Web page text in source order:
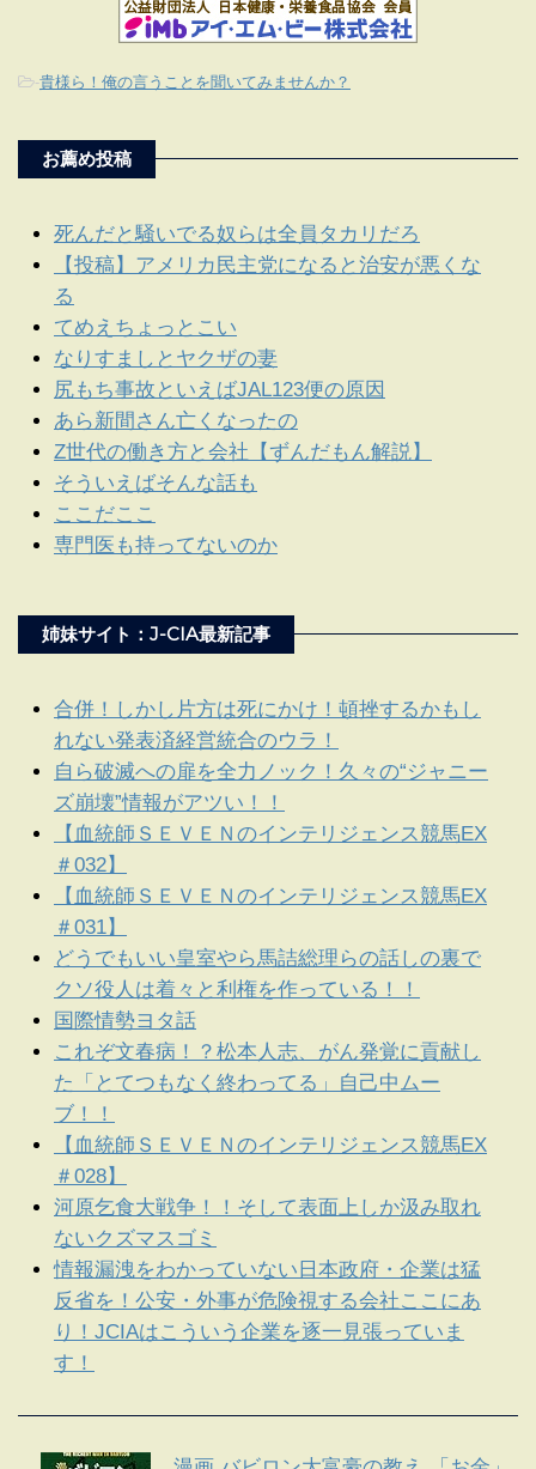
-貴様ら！俺の言うことを聞いてみませんか？
お薦め投稿
死んだと騒いでる奴らは全員タカリだろ
【投稿】アメリカ民主党になると治安が悪くな
る
てめえちょっとこい
なりすましとヤクザの妻
尻もち事故といえばJAL123便の原因
あら新間さん亡くなったの
Z世代の働き方と会社【ずんだもん解説】
そういえばそんな話も
ここだここ
専門医も持ってないのか
姉妹サイト：J-CIA最新記事
合併！しかし片方は死にかけ！頓挫するかもし
れない発表済経営統合のウラ！
自ら破滅への扉を全力ノック！久々の“ジャニー
ズ崩壊”情報がアツい！！
【血統師ＳＥＶＥＮのインテリジェンス競馬EX
＃032】
【血統師ＳＥＶＥＮのインテリジェンス競馬EX
＃031】
どうでもいい皇室やら馬詰総理らの話しの裏で
クソ役人は着々と利権を作っている！！
国際情勢ヨタ話
これぞ文春病！？松本人志、がん発覚に貢献し
た「とてつもなく終わってる」自己中ムー
ブ！！
【血統師ＳＥＶＥＮのインテリジェンス競馬EX
＃028】
河原乞食大戦争！！そして表面上しか汲み取れ
ないクズマスゴミ
情報漏洩をわかっていない日本政府・企業は猛
反省を！公安・外事が危険視する会社ここにあ
り！JCIAはこういう企業を逐一見張っていま
す！